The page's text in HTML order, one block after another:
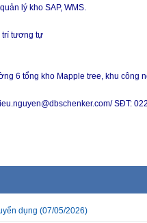
lý kho SAP, WMS.
trí tương tự
6 tổng kho Mapple tree, khu công
SĐT:
dụng (07/05/2026)